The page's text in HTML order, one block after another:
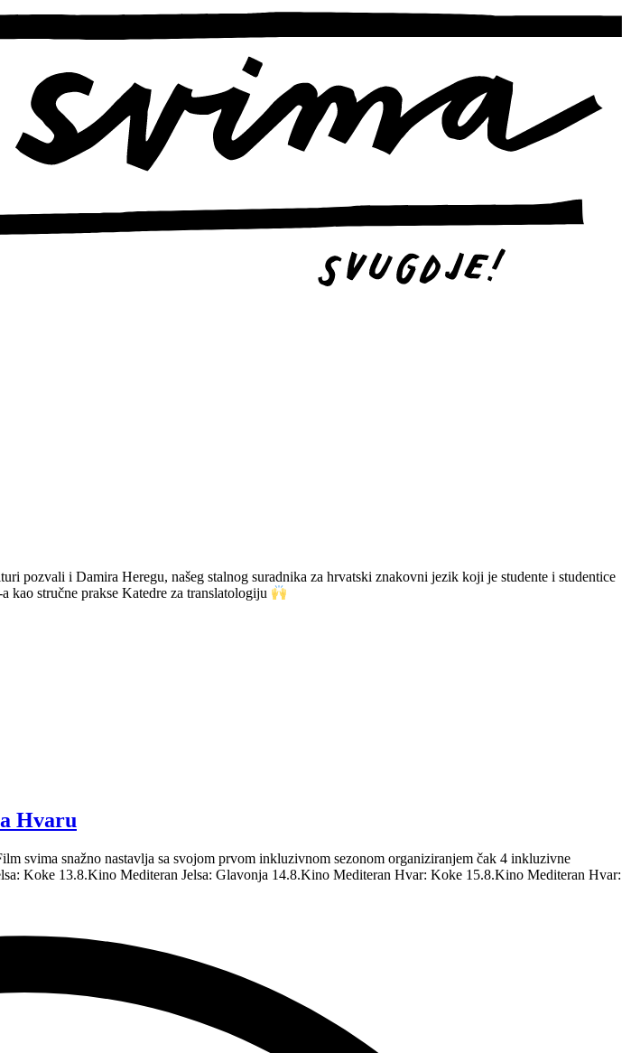
pozvali i Damira Heregu, našeg stalnog suradnika za hrvatski znakovni jezik koji je studente i studentice
stručne prakse Katedre za translatologiju
Hvaru
svima snažno nastavlja sa svojom prvom inkluzivnom sezonom organiziranjem čak 4 inkluzivne
Koke 13.8.Kino Mediteran Jelsa: Glavonja 14.8.Kino Mediteran Hvar: Koke 15.8.Kino Mediteran Hvar: